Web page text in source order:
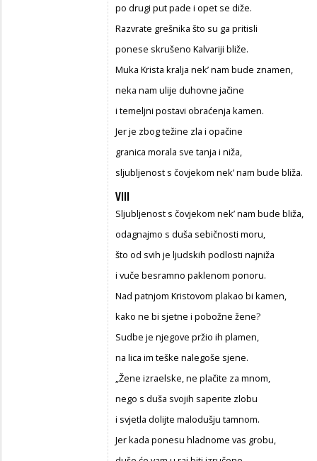
po drugi put pade i opet se diže.
Razvrate grešnika što su ga pritisli
ponese skrušeno Kalvariji bliže.
Muka Krista kralja nek’ nam bude znamen,
neka nam ulije duhovne jačine
i temeljni postavi obraćenja kamen.
Jer je zbog težine zla i opačine
granica morala sve tanja i niža,
sljubljenost s čovjekom nek’ nam bude bliža.
VIII
Sljubljenost s čovjekom nek’ nam bude bliža,
odagnajmo s duša sebičnosti moru,
što od svih je ljudskih podlosti najniža
i vuče besramno paklenom ponoru.
Nad patnjom Kristovom plakao bi kamen,
kako ne bi sjetne i pobožne žene?
Sudbe je njegove pržio ih plamen,
na lica im teške nalegoše sjene.
„Žene izraelske, ne plačite za mnom,
nego s duša svojih saperite zlobu
i svjetla dolijte malodušju tamnom.
Jer kada ponesu hladnome vas grobu,